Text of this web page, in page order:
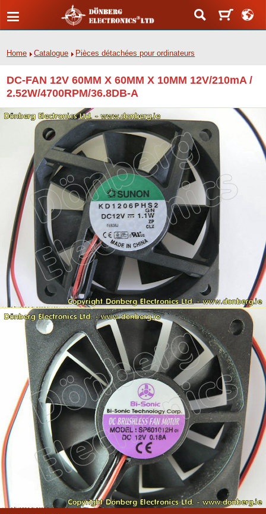
Home Catalogue Pièces détachées pour ordinateurs
DC-FAN 12V 60MM X 60MM X 10MM 12V/210mA /
2.52W/4700RPM/36.8DB-A